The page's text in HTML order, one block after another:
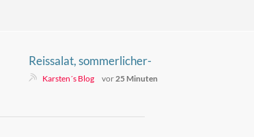
Reissalat, sommerlicher-
Karsten´s Blog vor25 Minuten